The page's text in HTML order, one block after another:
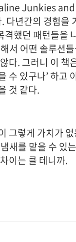
Junkies
다년간의 경험을
격했던 패턴들을
서 어떤 솔루션
다. 그러니 이 책
수 있구나’ 하고
것 같다.
그렇게 가치가
새를 맡을 수 있
이는 클 테니까.